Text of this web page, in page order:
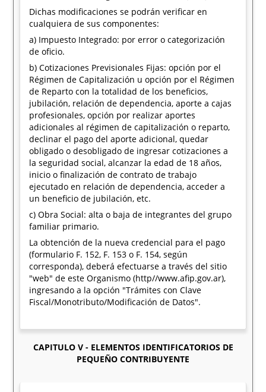
Dichas modificaciones se podrán verificar en
cualquiera de sus componentes:
a) Impuesto Integrado: por error o categorización
de oficio.
b) Cotizaciones Previsionales Fijas: opción por el
Régimen de Capitalización u opción por el Régimen
de Reparto con la totalidad de los beneficios,
jubilación, relación de dependencia, aporte a cajas
profesionales, opción por realizar aportes
adicionales al régimen de capitalización o reparto,
declinar el pago del aporte adicional, quedar
obligado o desobligado de ingresar cotizaciones a
la seguridad social, alcanzar la edad de 18 años,
inicio o finalización de contrato de trabajo
ejecutado en relación de dependencia, acceder a
un beneficio de jubilación, etc.
c) Obra Social: alta o baja de integrantes del grupo
familiar primario.
La obtención de la nueva credencial para el pago
(formulario F. 152, F. 153 o F. 154, según
corresponda), deberá efectuarse a través del sitio
"web" de este Organismo (http//www.afip.gov.ar),
ingresando a la opción "Trámites con Clave
Fiscal/Monotributo/Modificación de Datos".
CAPITULO V - ELEMENTOS IDENTIFICATORIOS DE
PEQUEÑO CONTRIBUYENTE